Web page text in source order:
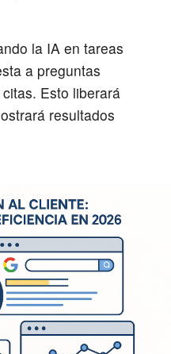
la IA en tareas
a preguntas
Esto liberará
resultados